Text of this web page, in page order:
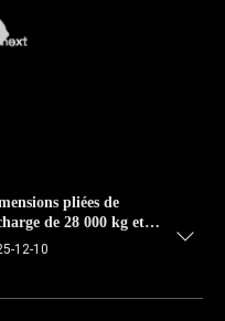
pliées de
de 28 000 kg et
12-10